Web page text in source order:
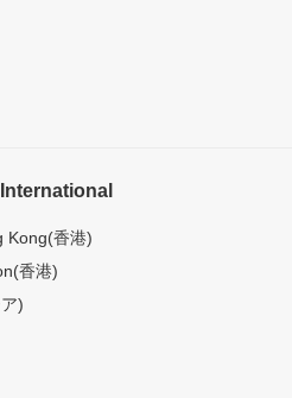
Kong(香港)
香港)
)